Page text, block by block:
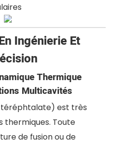
Ingénierie Et
Thermique
Multicavités
téréphtalate) est très
thermiques. Toute
de fusion ou de